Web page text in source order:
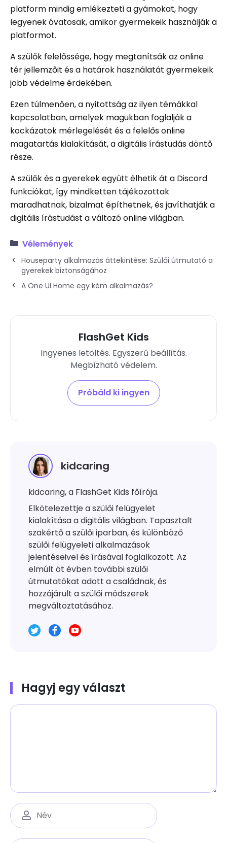
platform mindig emlékezteti a gyámokat, hogy
legyenek óvatosak, amikor gyermekeik használják a
platformot.
A szülők felelőssége, hogy megtanítsák az online
tér jellemzőit és a határok használatát gyermekeik
jobb védelme érdekében.
Ezen túlmenően, a nyitottság az ilyen témákkal
kapcsolatban, amelyek magukban foglalják a
kockázatok mérlegelését és a felelős online
magatartás kialakítását, a digitális írástudás döntő
része.
A szülők és a gyerekek együtt élhetik át a Discord
funkciókat, így mindketten tájékozottak
maradhatnak, bizalmat építhetnek, és javíthatják a
digitális írástudást a változó online világban.
Vélemények
Houseparty alkalmazás áttekintése: Szülői útmutató a
gyerekek biztonságához
A One UI Home egy kém alkalmazás?
FlashGet Kids
Ingyenes letöltés. Egyszerű beállítás.
Megbízható védelem.
Próbáld ki ingyen
kidcaring
kidcaring, a FlashGet Kids főírója.
Elkötelezettje a szülői felügyelet
kialakítása a digitális világban. Tapasztalt
szakértő a szülői iparban, és különböző
szülői felügyeleti alkalmazások
jelentéseivel és írásával foglalkozott. Az
elmúlt öt évben további szülői
útmutatókat adott a családnak, és
hozzájárult a szülői módszerek
megváltoztatásához.
Hagyj egy választ